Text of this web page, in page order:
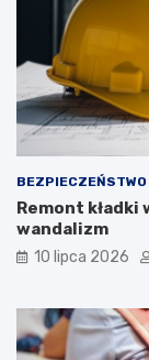
BEZPIECZEŃSTWO
Remont kładki
wandalizm
10 lipca 2026